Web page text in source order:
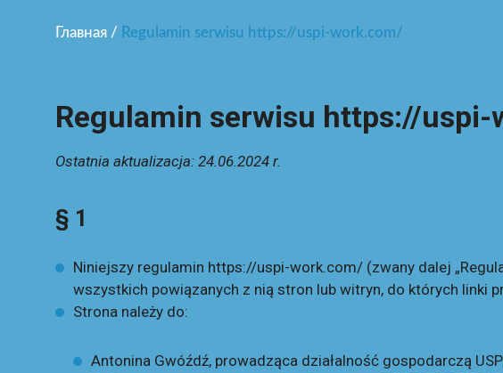
Главная / Regulamin serwisu https://uspi-work.com/
Regulamin serwisu https://
Ostatnia aktualizacja: 24.06.2024 r.
§ 1
Niniejszy regulamin https://uspi-work.com/ (zwany dalej
wszystkich powiązanych z nią stron lub witryn, do których linki
Strona należy do:
Antonina Gwóźdź, prowadząca działalność gospodarczą